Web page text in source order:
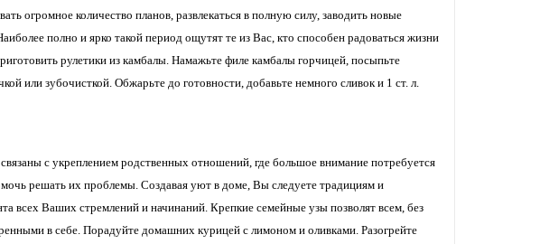
огромное количество планов, развлекаться в полную силу, заводить новые
полно и ярко такой период ощутят те из Вас, кто способен радоваться жизни
рулетики из камбалы. Намажьте филе камбалы горчицей, посыпьте
или зубочисткой. Обжарьте до готовности, добавьте немного сливок и 1 ст. л.
с укреплением родственных отношений, где большое внимание потребуется
решать их проблемы. Создавая уют в доме, Вы следуете традициям и
всех Ваших стремлений и начинаний. Крепкие семейные узы позволят всем, без
в себе. Порадуйте домашних курицей с лимоном и оливками. Разогрейте